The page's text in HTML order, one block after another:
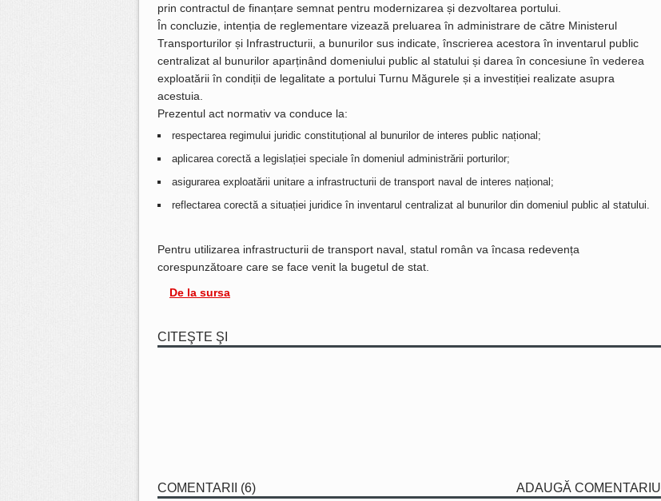
prin contractul de finanțare semnat pentru modernizarea și dezvoltarea portului.
În concluzie, intenția de reglementare vizează preluarea în administrare de către Ministerul
Transporturilor și Infrastructurii, a bunurilor sus indicate, înscrierea acestora în inventarul public
centralizat al bunurilor aparținând domeniului public al statului și darea în concesiune în vederea
exploatării în condiții de legalitate a portului Turnu Măgurele și a investiției realizate asupra
acestuia.
Prezentul act normativ va conduce la:
respectarea regimului juridic constituțional al bunurilor de interes public național;
aplicarea corectă a legislației speciale în domeniul administrării porturilor;
asigurarea exploatării unitare a infrastructurii de transport naval de interes național;
reflectarea corectă a situației juridice în inventarul centralizat al bunurilor din domeniul public al statului.
Pentru utilizarea infrastructurii de transport naval, statul român va încasa redevența
corespunzătoare care se face venit la bugetul de stat.
De la sursa
CITEŞTE ŞI
COMENTARII (6) ADAUGĂ COMENTARIU